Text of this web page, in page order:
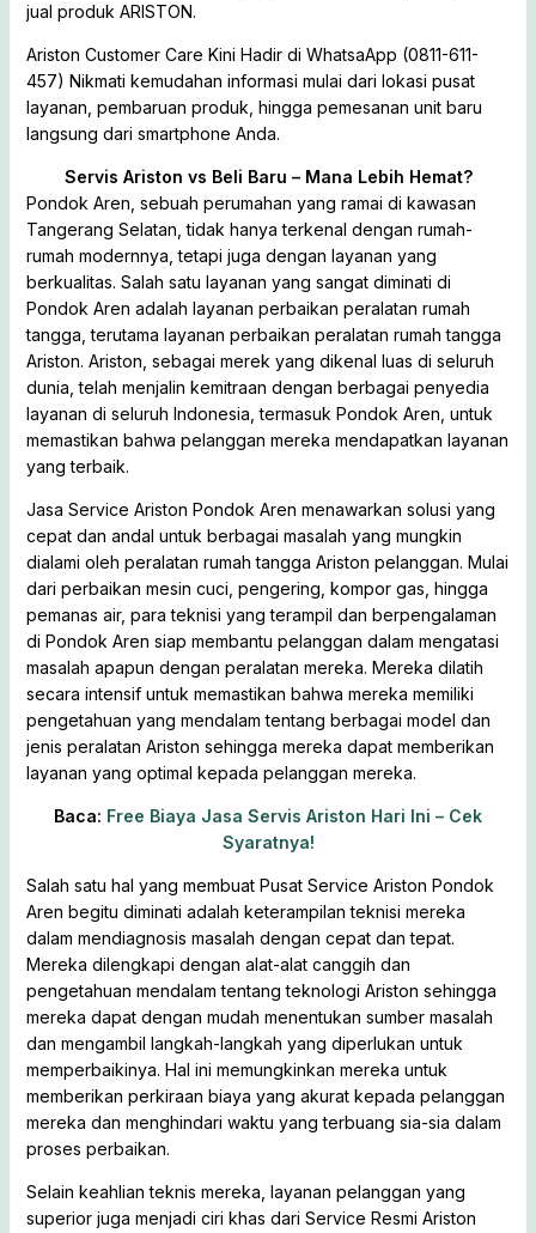
jual produk ARISTON.
Ariston Customer Care Kini Hadir di WhatsaApp (0811-611-
457) Nikmati kemudahan informasi mulai dari lokasi pusat
layanan, pembaruan produk, hingga pemesanan unit baru
langsung dari smartphone Anda.
Servis Ariston vs Beli Baru – Mana Lebih Hemat?
Pondok Aren, sebuah perumahan yang ramai di kawasan
Tangerang Selatan, tidak hanya terkenal dengan rumah-
rumah modernnya, tetapi juga dengan layanan yang
berkualitas. Salah satu layanan yang sangat diminati di
Pondok Aren adalah layanan perbaikan peralatan rumah
tangga, terutama layanan perbaikan peralatan rumah tangga
Ariston. Ariston, sebagai merek yang dikenal luas di seluruh
dunia, telah menjalin kemitraan dengan berbagai penyedia
layanan di seluruh Indonesia, termasuk Pondok Aren, untuk
memastikan bahwa pelanggan mereka mendapatkan layanan
yang terbaik.
Jasa Service Ariston Pondok Aren menawarkan solusi yang
cepat dan andal untuk berbagai masalah yang mungkin
dialami oleh peralatan rumah tangga Ariston pelanggan. Mulai
dari perbaikan mesin cuci, pengering, kompor gas, hingga
pemanas air, para teknisi yang terampil dan berpengalaman
di Pondok Aren siap membantu pelanggan dalam mengatasi
masalah apapun dengan peralatan mereka. Mereka dilatih
secara intensif untuk memastikan bahwa mereka memiliki
pengetahuan yang mendalam tentang berbagai model dan
jenis peralatan Ariston sehingga mereka dapat memberikan
layanan yang optimal kepada pelanggan mereka.
Baca: Free Biaya Jasa Servis Ariston Hari Ini – Cek
Syaratnya!
Salah satu hal yang membuat Pusat Service Ariston Pondok
Aren begitu diminati adalah keterampilan teknisi mereka
dalam mendiagnosis masalah dengan cepat dan tepat.
Mereka dilengkapi dengan alat-alat canggih dan
pengetahuan mendalam tentang teknologi Ariston sehingga
mereka dapat dengan mudah menentukan sumber masalah
dan mengambil langkah-langkah yang diperlukan untuk
memperbaikinya. Hal ini memungkinkan mereka untuk
memberikan perkiraan biaya yang akurat kepada pelanggan
mereka dan menghindari waktu yang terbuang sia-sia dalam
proses perbaikan.
Selain keahlian teknis mereka, layanan pelanggan yang
superior juga menjadi ciri khas dari Service Resmi Ariston